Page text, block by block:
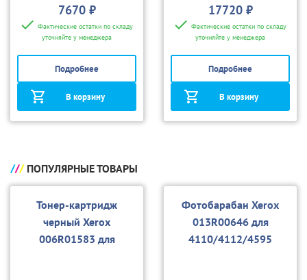
7670 ₽
Фактические остатки по складу
уточняйте у менеджера
Подробнее
В корзину
17720 ₽
Фактические остатки по складу
уточняйте у менеджера
Подробнее
В корзину
ПОПУЛЯРНЫЕ ТОВАРЫ
Тонер-картридж
черный Xerox
006R01583 для
Фотобарабан Xerox
013R00646 для
4110/4112/4595